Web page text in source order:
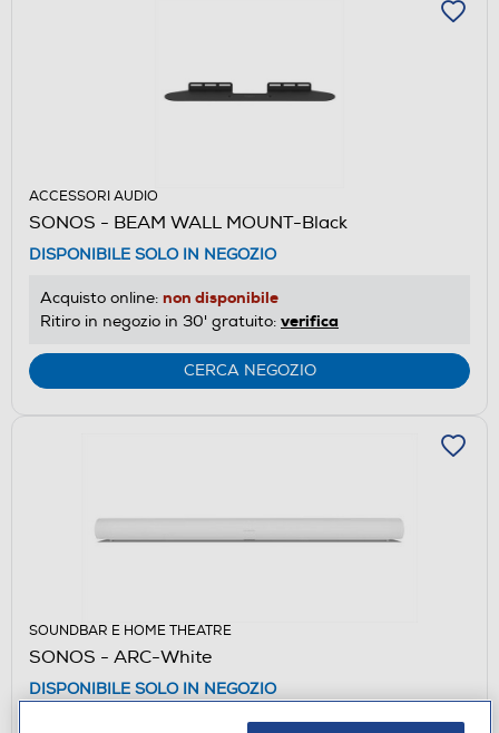
ACCESSORI AUDIO
SONOS - BEAM WALL MOUNT-Black
DISPONIBILE SOLO IN NEGOZIO
Acquisto online: non disponibile
Ritiro in negozio in 30' gratuito: verifica
CERCA NEGOZIO
SOUNDBAR E HOME THEATRE
SONOS - ARC-White
DISPONIBILE SOLO IN NEGOZIO